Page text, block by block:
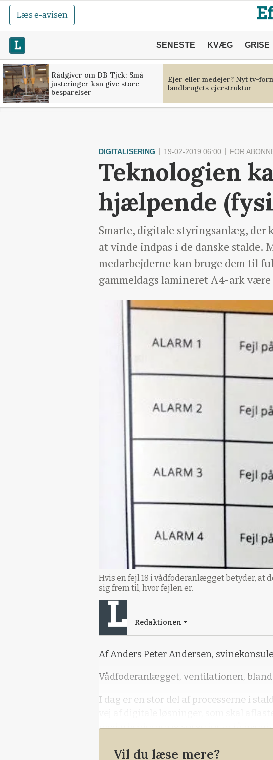
Læs e-avisen
SENESTE KVÆG GRISE
Rådgiver om DB-Tjek: Små
justeringer kan give store
besparelser
Ejer eller medejer? Nyt tv-
landbrugets ejerstruktur
DIGITALISERING 19-02-2019 06:00 FOR
Teknologien
hjælpende
Smarte, digitale styringsanlæg, der
at vinde indpas i de danske stalde.
medarbejderne kan bruge dem til
gammeldags lamineret A4-ark
Hvis en fejl 18 i vådfoderanlægget betyder, at
sig frem til, hvor fejlen er.
Redaktionen
Af Anders Peter Andersen,
Vådfoderanlægget, ventilationen,
I dag er en stor del af processerne i
medarbejderne og sørge for at få
Vil du læse mere?